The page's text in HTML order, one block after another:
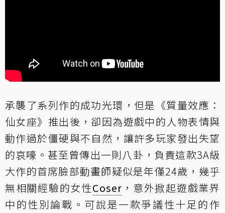
承襲了系列作的成功光環，但是《質量效應：
仙女座》推出後，卻因為遊戲中的人物表情與
動作過於僵硬與不自然，讓許多玩家發出失望
的哀嚎。甚至曾傳出一則八卦，負責這款3A級
大作的首席臉部動畫師疑似是年僅24歲，幾乎
無相關經驗的女性Coser ，意外掀起遊戲業界
中的性別論戰。可說是一款爭議性十足的作